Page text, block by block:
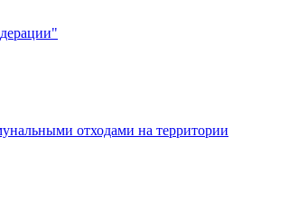
отходами на территории